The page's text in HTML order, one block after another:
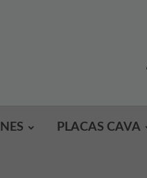
PLACAS CAVA